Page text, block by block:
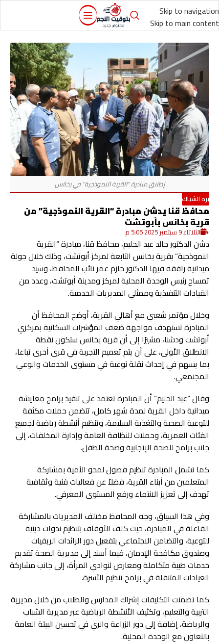
Skip to navigation
Skip to main content
بره الشباك
محافظ قنا يدشن مبادرة “القرية النموذجية” من
قرية بخانس بأبوتشت
الثلاثاء 9 سبتمبر 2025 5:05 م
دشن الدكتور خالد عبد الحليم، محافظ قنا، مبادرة “القرية
النموذجية” بقرية بخانس التابعة لمركز أبوتشت، وذلك خلال جولة
ميدانية رافقه فيها الدكتور حازم عمر نائب المحافظ، وسيد
تمساح رئيس الوحدة المحلية لمركز ومدينة أبوتشت، وعدد من
القيادات التنفيذية وممثلي المديريات الخدمية.
وخلال مؤتمر شعبي مع أهالي القرية، أوضح المحافظ أن
المبادرة تستهدف مواجهة ضعف المؤشرات السكانية بمركزي
أبوتشت ودشنا، مشيرًا إلى أن قرية بخانس ستكون نقطة
الانطلاق الأولى، على أن يتم تعميم التجربة في قرى أخرى تباعا،
بما يسهم في إحداث نقلة نوعية في مستوى الخدمات والوعي
المجتمعي.
وقال “عبد الحليم” أن المبادرة تعتمد على تنفيذ برامج معايشة
ميدانية داخل القرية لمدة شهر كامل، تتضمن حملات مكثفة
للتوعية الصحية والتغذية السليمة، وتنظيم أنشطة رياضية لجميع
الفئات العمرية، وحملات للنظافة العامة وإدارة المخلفات، إلى
جانب برامج للصحة الإنجابية وصحة الطفل.
كما تشمل المبادرة تنظيم فصول لمحو الأمية بمشاركة
المتعلمين من أبناء القرية، فضلاً عن فعاليات فنية وثقافية
تهدف إلى تعزيز الانتماء ورفع المستوى المعرفي.
وفي هذا السياق، وجه المحافظ مختلف المديريات بالمشاركة
الفاعلة في المبادرة، حيث كلف الأوقاف بتنظيم ندوات دينية
للتوعية، والتضامن الاجتماعي بتفعيل دور الرائدات الريفيات
وصندوق مكافحة الإدمان، فيما أسند إلى مديرية الصحة تقديم
خدمات طبية متكاملة ومعارض لنوادي المرأة، إلى جانب مشاركة
العيادات المتنقلة في برامج تنظيم الأسرة.
كما تضمنت التكليفات إشراك المدارس والطلاب من خلال مديرية
التربية والتعليم، وتكثيف الأنشطة الرياضية عبر مديرية الشباب
والرياضة، إضافة إلى دور الزراعة والري في تحسين البيئة العامة
بالتعاون مع الوحدة المحلية.